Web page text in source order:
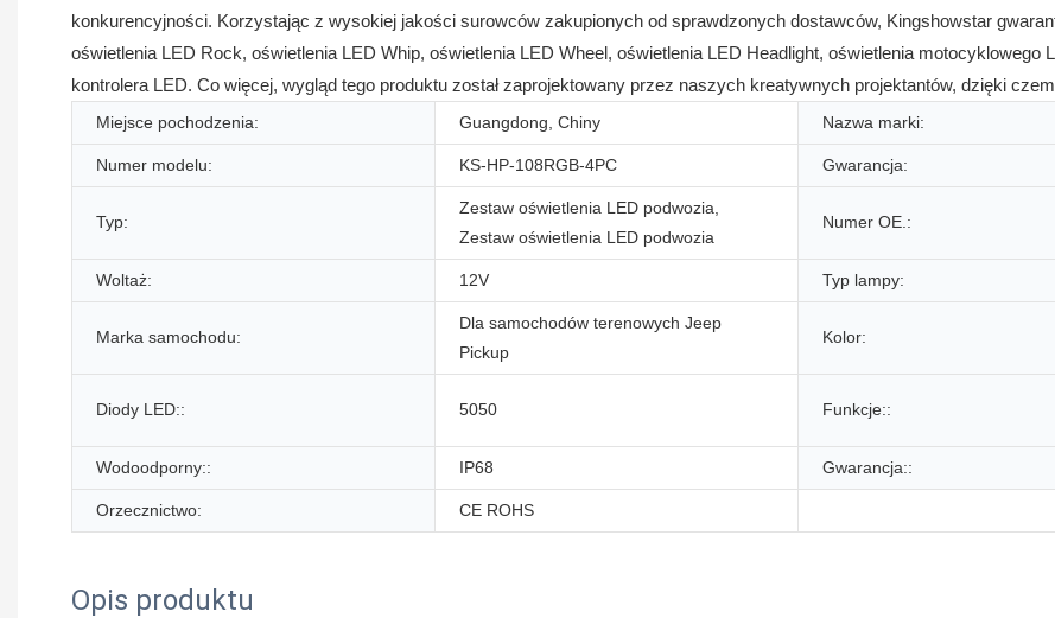
konkurencyjności. Korzystając z wysokiej jakości surowców zakupionych od sprawdzonych dostawców, Kingshowstar
oświetlenia LED Rock, oświetlenia LED Whip, oświetlenia LED Wheel, oświetlenia LED Headlight, oświetlenia motocyklowego
kontrolera LED. Co więcej, wygląd tego produktu został zaprojektowany przez naszych kreatywnych projektantów, dzięki
Miejsce pochodzenia: Guangdong, Chiny Nazwa marki:
Numer modelu: KS-HP-108RGB-4PC Gwarancja:
Typ:
Zestaw oświetlenia LED podwozia,
Zestaw oświetlenia LED podwozia
Numer OE.:
Woltaż: 12V Typ lampy:
Marka samochodu:
Dla samochodów terenowych Jeep
Pickup
Kolor:
Diody LED:: 5050 Funkcje::
Wodoodporny:: IP68 Gwarancja::
Orzecznictwo: CE ROHS
Opis produktu